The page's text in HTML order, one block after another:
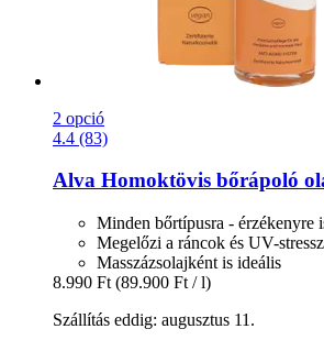
2 opció
4.4 (83)
Alva Homoktövis bőrápoló
Minden bőrtípusra - érzékenyre
Megelőzi a ráncok és UV-
Masszázsolajként is ideális
8.990 Ft (89.900 Ft / l)
Szállítás eddig: augusztus 11.